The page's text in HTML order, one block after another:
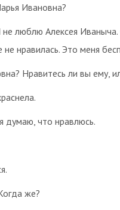
Ивановна?
люблю Алексея
нравилась. Это меня
Нравитесь ли вы ему,
думаю, что нравлюсь.
же?